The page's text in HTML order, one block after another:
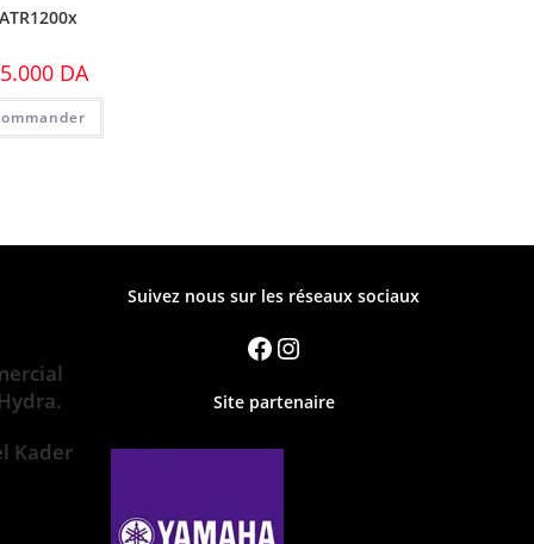
ATR1200x
DA
Kader
Suivez nous sur les réseaux sociaux
Site partenaire